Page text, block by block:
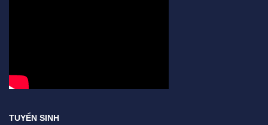
TUYỂN SINH